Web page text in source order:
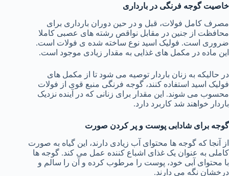
خاصیت گوجه فرنگی در بارداری
مصرف کامل فولات، قبل و در حین دوران بارداری برای
محافظت از جنین در مقابل نواقص رشته های عصبی کاملا
ضروری است. فولیک اسید نوع ساخته شده ی فولات است.
این ماده در مکمل های غذایی به مقدار زیادی موجود است.
در حالیکه به زنان باردار توصیه می شود تا از مکمل های
فولیک اسید استفاده کنند، گوجه فرنگی منبع قوی از فولات
محسوب می شوند. این مقدار برای زنانی که در آینده نزدیک
باردار خواهند شد کاربرد دارد.
گوجه برای شادابی پوست و پر کردن صورت
از آنجا که گوجه ها محتوای آب زیادی دارند، این گیاه به صورت
کاملی به عنوان یک غذای اشباع کننده عمل می کند. گوجه ها
با محتوای آبی خود، پوست را مرطوب کرده و آن را سالم و
درخشان نگه می دارند.